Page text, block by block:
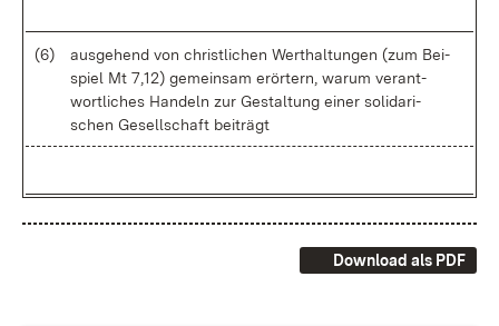
(6)
aus­ge­hend von christ­li­chen Wert­hal­tun­gen (zum Bei­
spiel Mt 7,12) ge­mein­sam er­ör­tern, war­um ver­ant­
wort­li­ches Han­deln zur Ge­stal­tung ei­ner so­li­da­ri­
schen Ge­sell­schaft bei­trägt
Download als PDF